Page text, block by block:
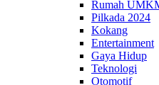
Rumah
Pilkada 2024
Kokang
Entertainment
Gaya Hidup
Teknologi
Otomotif